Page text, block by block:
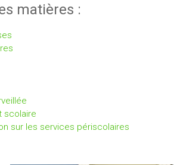
matières :
scolaire
sur les services périscolaires